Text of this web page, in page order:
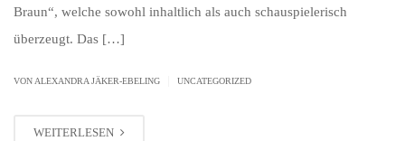
Braun“, welche sowohl inhaltlich als auch schauspielerisch
überzeugt. Das […]
VON ALEXANDRA JÄKER-EBELING UNCATEGORIZED
WEITERLESEN